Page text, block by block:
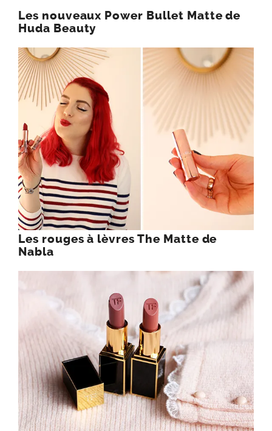
Les nouveaux Power Bullet Matte de
Huda Beauty
Les rouges à lèvres The Matte de
Nabla